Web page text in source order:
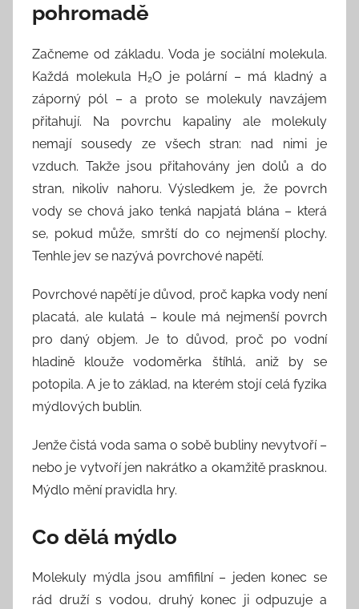
pohromadě
Začneme od základu. Voda je sociální molekula.
Každá molekula H₂O je polární – má kladný a
záporný pól – a proto se molekuly navzájem
přitahují. Na povrchu kapaliny ale molekuly
nemají sousedy ze všech stran: nad nimi je
vzduch. Takže jsou přitahovány jen dolů a do
stran, nikoliv nahoru. Výsledkem je, že povrch
vody se chová jako tenká napjatá blána – která
se, pokud může, smrští do co nejmenší plochy.
Tenhle jev se nazývá povrchové napětí.
Povrchové napětí je důvod, proč kapka vody není
placatá, ale kulatá – koule má nejmenší povrch
pro daný objem. Je to důvod, proč po vodní
hladině klouže vodoměrka štíhlá, aniž by se
potopila. A je to základ, na kterém stojí celá fyzika
mýdlových bublin.
Jenže čistá voda sama o sobě bubliny nevytvoří –
nebo je vytvoří jen nakrátko a okamžitě prasknou.
Mýdlo mění pravidla hry.
Co dělá mýdlo
Molekuly mýdla jsou amfifilní – jeden konec se
rád druží s vodou, druhý konec ji odpuzuje a